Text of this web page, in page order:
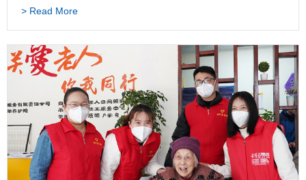
vollständigen Satz von Qualitätsanforderungen und
Qualitätsak…
> Read More